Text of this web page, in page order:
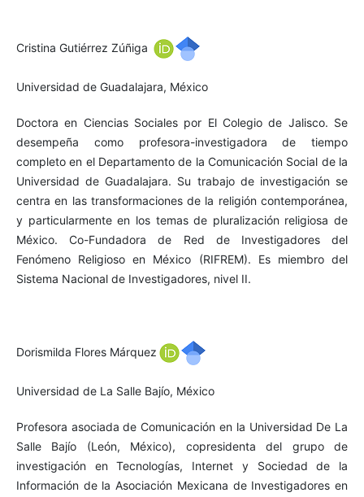
Cristina Gutiérrez Zúñiga
Universidad de Guadalajara, México
Doctora en Ciencias Sociales por El Colegio de Jalisco. Se
desempeña como profesora-investigadora de tiempo
completo en el Departamento de la Comunicación Social de la
Universidad de Guadalajara. Su trabajo de investigación se
centra en las transformaciones de la religión contemporánea,
y particularmente en los temas de pluralización religiosa de
México. Co-Fundadora de Red de Investigadores del
Fenómeno Religioso en México (RIFREM). Es miembro del
Sistema Nacional de Investigadores, nivel II.
Dorismilda Flores Márquez
Universidad de La Salle Bajío, México
Profesora asociada de Comunicación en la Universidad De La
Salle Bajío (León, México), copresidenta del grupo de
investigación en Tecnologías, Internet y Sociedad de la
Información de la Asociación Mexicana de Investigadores en